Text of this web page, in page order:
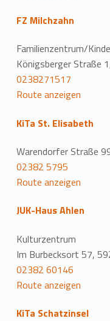
FZ Milchzahn
Familienzentrum/
Königsberger Straße
0238271517
Route anzeigen
KiTa St. Elisabeth
Warendorfer Straße
02382 5795
Route anzeigen
JUK-Haus Ahlen
Kulturzentrum
Im Burbecksort 57,
02382 60146
Route anzeigen
KiTa Schatzinsel